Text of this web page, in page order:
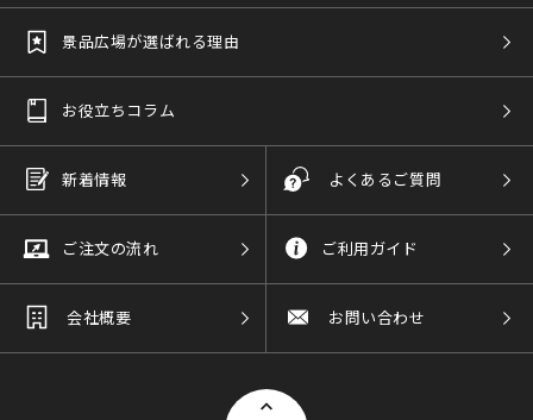
景品広場が選ばれる理由
お役立ちコラム
新着情報 よくあるご質問
ご注文の流れ ご利用ガイド
会社概要 お問い合わせ